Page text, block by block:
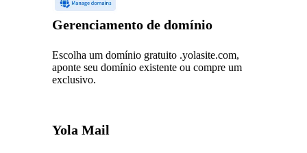
Gerenciamento de domínio
Escolha um domínio gratuito .yolasite.com,
aponte seu domínio existente ou compre um
exclusivo.
Yola Mail